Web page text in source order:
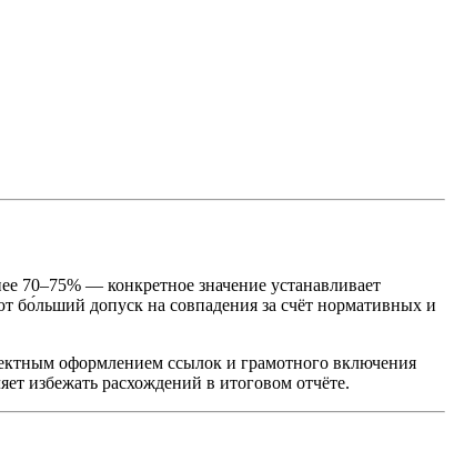
70–75% — конкретное значение устанавливает
бо́льший допуск на совпадения за счёт нормативных и
оформлением ссылок и грамотного включения
избежать расхождений в итоговом отчёте.